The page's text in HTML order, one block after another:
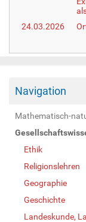
24.03.2026
Navigation
Mathematisch-
Ethik
Religionslehren
Geographie
Geschichte
Landeskunde,